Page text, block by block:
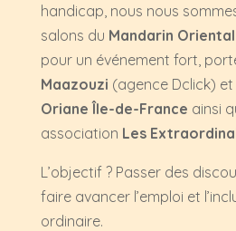
handicap, nous nous
salons du Mandarin
pour un événement fort,
Maazouzi (agence Dclick)
Oriane Île-de-France ainsi
association Les
L’objectif ? Passer des
faire avancer l’emploi et
ordinaire.